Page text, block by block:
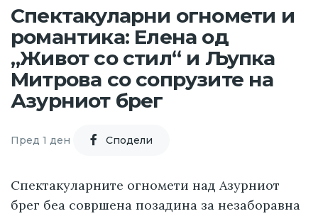
Спектакуларни огномети и
романтика: Елена од
„Живот со стил“ и Љупка
Митрова со сопрузите на
Азурниот брег
Пред 1 ден Cподели
Спектакуларните огномети над Азурниот
брег беа совршена позадина за незаборавна